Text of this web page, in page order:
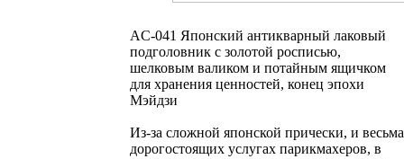
AC-041 Японский антикварный лаковый
подголовник с золотой росписью,
шелковым валиком и потайным ящичком
для хранения ценностей, конец эпохи
Мэйдзи
Из-за сложной японской прически, и весьма
дорогостоящих услугах парикмахеров, в